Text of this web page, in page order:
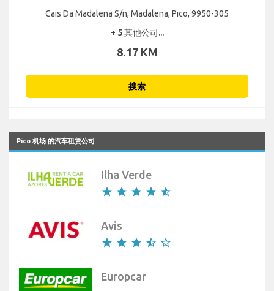
Cais Da Madalena S/n, Madalena, Pico, 9950-305
+ 5 其他公司...
8.17 KM
搜索
Pico 机场 的汽车租赁公司
Ilha Verde
star star star star star_half
Avis
star star star star_half star_border
Europcar